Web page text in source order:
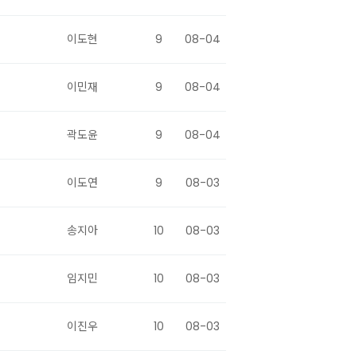
이도현 9 08-04
이민재 9 08-04
곽도윤 9 08-04
이도연 9 08-03
송지아 10 08-03
임지민 10 08-03
이진우 10 08-03